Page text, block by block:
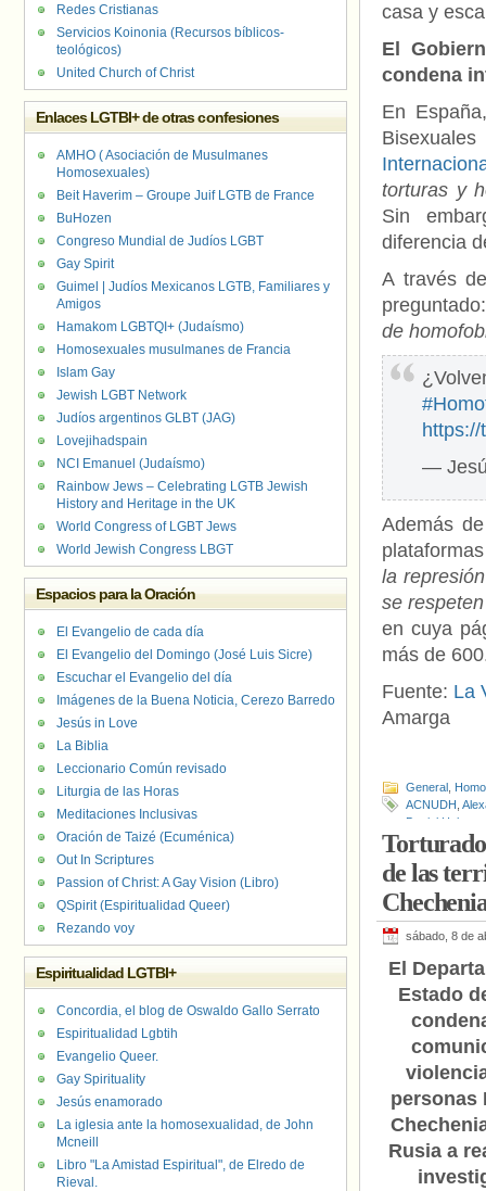
casa y
El
condena
En
torturas y
Sin
diferencia
A través
de
—
Además
la
se
en cuya
más de
Fuente: La
Amarga
General
ACNUDH
Daniel Holtgen
Europa,Jesús
Tillerson ,Rusia
Videos ,Vitit
de las
sábado, 8 de
El
Estado
personas
Rusia a
Redes Cristianas
Servicios Koinonia (Recursos bíblicos-
teológicos)
United Church of Christ
Enlaces LGTBI+ de otras confesiones
AMHO ( Asociación de Musulmanes
Homosexuales)
Beit Haverim – Groupe Juif LGTB de France
BuHozen
Congreso Mundial de Judíos LGBT
Gay Spirit
Guimel | Judíos Mexicanos LGTB, Familiares y
Amigos
Hamakom LGBTQI+ (Judaísmo)
Homosexuales musulmanes de Francia
Islam Gay
Jewish LGBT Network
Judíos argentinos GLBT (JAG)
Lovejihadspain
NCI Emanuel (Judaísmo)
Rainbow Jews – Celebrating LGTB Jewish
History and Heritage in the UK
World Congress of LGBT Jews
World Jewish Congress LBGT
Espacios para la Oración
El Evangelio de cada día
El Evangelio del Domingo (José Luis Sicre)
Escuchar el Evangelio del día
Imágenes de la Buena Noticia, Cerezo Barredo
Jesús in Love
La Biblia
Leccionario Común revisado
Liturgia de las Horas
Meditaciones Inclusivas
Oración de Taizé (Ecuménica)
Out In Scriptures
Passion of Christ: A Gay Vision (Libro)
QSpirit (Espiritualidad Queer)
Rezando voy
Espiritualidad LGTBI+
Concordia, el blog de Oswaldo Gallo Serrato
Espiritualidad Lgbtih
Evangelio Queer.
Gay Spirituality
Jesús enamorado
La iglesia ante la homosexualidad, de John
Mcneill
Libro "La Amistad Espiritual", de Elredo de
Rieval.